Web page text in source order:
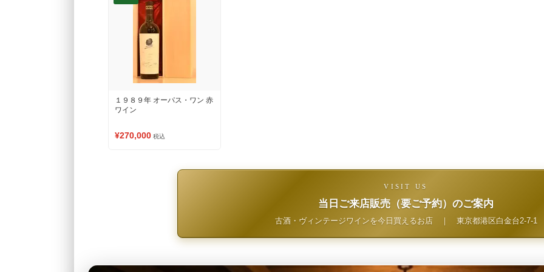
１９８９年 オーパス・ワン 赤
ワイン
¥270,000 税込
VISIT US
当日ご来店販売（要ご予約）のご案内
古酒・ヴィンテージワインを今日買えるお店｜ 東京都港区白金台2-7-1